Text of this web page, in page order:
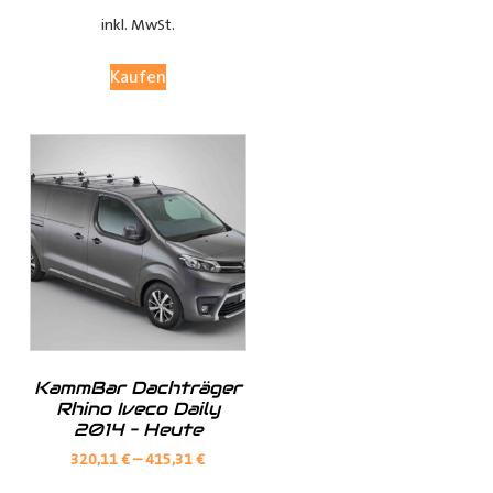
(je nach Fahrzeugmodell, sind nur die jeweils möglichen
Fensterteile:
Ø Fensterloser Laderaum = Im Laderaum sind keine
Fenster vorhanden
Ø Fenster im Laderaum = Es sind Fenster in der
Schiebtür(en) und in der Heckklappe / Hecktüren, diese
Verkleidungsteile werden dann nicht mitgeliefert
inkl. MwSt.
Kaufen
KammBar Dachträger
Rhino Iveco Daily
2014 – Heute
320,11€–415,31€